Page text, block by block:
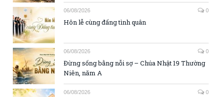
06/08/2026 0
Hôn lễ cùng đấng tình quân
06/08/2026 0
Đừng sống bằng nỗi sợ – Chúa Nhật 19 Thường
Niên, năm A
06/08/2026 0